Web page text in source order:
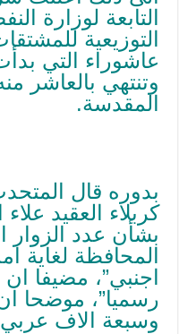
التابعة لوزارة
التوزيعية
عاشوراء التي
وتنتهي بالعاشر
المقدسة.
بدوره قال
كربلاء العقيد
بشأن عدد الزوار
اجنبي”، مضیفا
وسبعة الاف